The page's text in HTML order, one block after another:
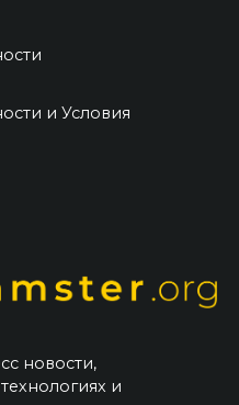
и Условия
новости,
и